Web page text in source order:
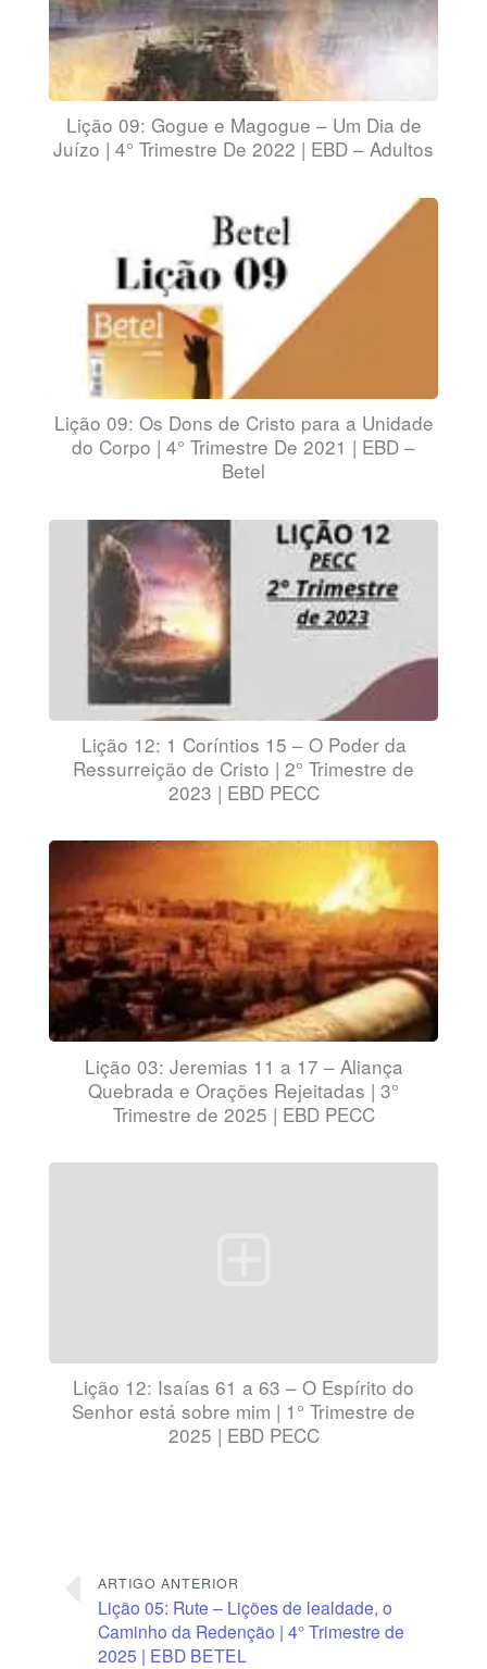
Lição 09: Gogue e Magogue – Um Dia de
Juízo | 4° Trimestre De 2022 | EBD – Adultos
Lição 09: Os Dons de Cristo para a Unidade
do Corpo | 4° Trimestre De 2021 | EBD –
Betel
Lição 12: 1 Coríntios 15 – O Poder da
Ressurreição de Cristo | 2° Trimestre de
2023 | EBD PECC
Lição 03: Jeremias 11 a 17 – Aliança
Quebrada e Orações Rejeitadas | 3°
Trimestre de 2025 | EBD PECC
Lição 12: Isaías 61 a 63 – O Espírito do
Senhor está sobre mim | 1° Trimestre de
2025 | EBD PECC
ARTIGO ANTERIOR
Lição 05: Rute – Lições de lealdade, o
Caminho da Redenção | 4° Trimestre de
2025 | EBD BETEL